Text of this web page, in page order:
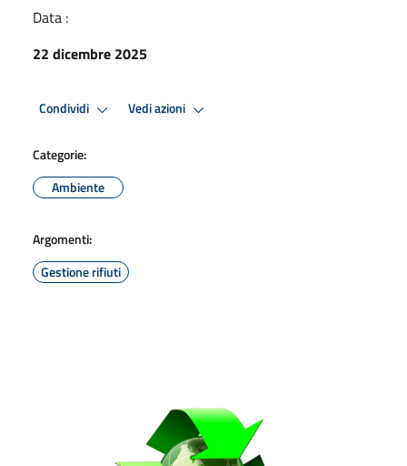
Data :
22 dicembre 2025
Condividi Vedi azioni
Categorie:
Ambiente
Argomenti:
Gestione rifiuti